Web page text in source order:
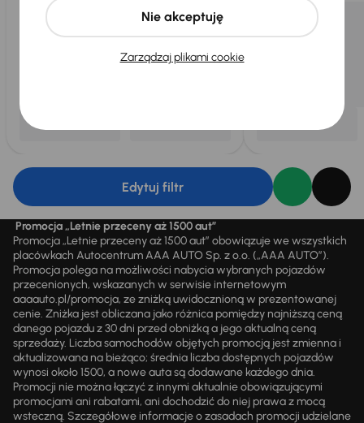
Edytuj filtr
Promocja „Letnie przeceny aż 1500 aut”
Promocja „Letnie przeceny aż 1500 aut” obowiązuje we wszystkich
placówkach Autocentrum AAA AUTO Sp. z o.o. („AAA AUTO”).
Promocja polega na możliwości nabycia wybranych pojazdów
przecenionych, wskazanych w serwisie internetowym
aaaauto.pl/promocja, ze zniżką uwidocznioną w prezentowanej
cenie. Zniżka jest obliczana jako różnica pomiędzy najniższą ceną
danego pojazdu z 30 dni przed obniżką a jego aktualną ceną
sprzedaży. Liczba samochodów objętych promocją jest zmienna i
aktualizowana na bieżąco; średnia liczba dostępnych pojazdów
wynosi około 1500, a nowe auta są dodawane każdego dnia.
Promocji nie można łączyć z innymi aktualnie obowiązującymi
promocjami ani rabatami, ani dochodzić do niej prawa z mocą
wsteczną. Szczegółowe informacje o zasadach promocji udzielane
Zarządzaj plikami cookie
Nie akceptuję